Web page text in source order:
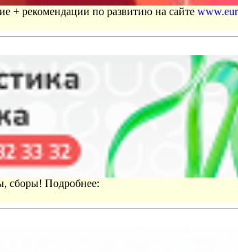
+ рекомендации по развитию на сайте
сборы! Подробнее: